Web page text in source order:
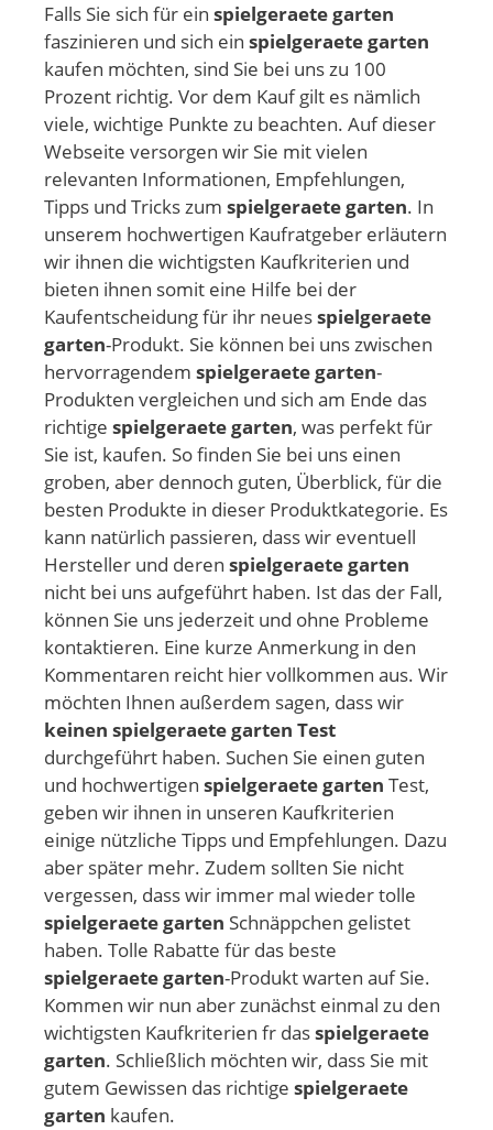
Falls Sie sich für ein spielgeraete garten
faszinieren und sich ein spielgeraete garten
kaufen möchten, sind Sie bei uns zu 100
Prozent richtig. Vor dem Kauf gilt es nämlich
viele, wichtige Punkte zu beachten. Auf dieser
Webseite versorgen wir Sie mit vielen
relevanten Informationen, Empfehlungen,
Tipps und Tricks zum spielgeraete garten. In
unserem hochwertigen Kaufratgeber erläutern
wir ihnen die wichtigsten Kaufkriterien und
bieten ihnen somit eine Hilfe bei der
Kaufentscheidung für ihr neuesspielgeraete
garten-Produkt. Sie können bei uns zwischen
hervorragendem spielgeraete garten-
Produkten vergleichen und sich am Ende das
richtige spielgeraete garten, was perfekt für
Sie ist, kaufen. So finden Sie bei uns einen
groben, aber dennoch guten, Überblick, für die
besten Produkte in dieser Produktkategorie. Es
kann natürlich passieren, dass wir eventuell
Hersteller und deren spielgeraete garten
nicht bei uns aufgeführt haben. Ist das der Fall,
können Sie uns jederzeit und ohne Probleme
kontaktieren. Eine kurze Anmerkung in den
Kommentaren reicht hier vollkommen aus. Wir
möchten Ihnen außerdem sagen, dass wir
keinen spielgeraete garten Test
durchgeführt haben. Suchen Sie einen guten
und hochwertigen spielgeraete garten Test,
geben wir ihnen in unseren Kaufkriterien
einige nützliche Tipps und Empfehlungen. Dazu
aber später mehr. Zudem sollten Sie nicht
vergessen, dass wir immer mal wieder tolle
spielgeraete garten Schnäppchen gelistet
haben. Tolle Rabatte für das beste
spielgeraete garten-Produkt warten auf Sie.
Kommen wir nun aber zunächst einmal zu den
wichtigsten Kaufkriterien fr dasspielgeraete
garten. Schließlich möchten wir, dass Sie mit
gutem Gewissen das richtige spielgeraete
garten kaufen.